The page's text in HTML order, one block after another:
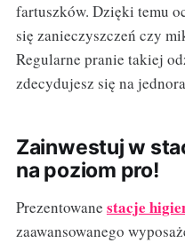
fartuszków. Dzięki temu
się zanieczyszczeń czy
Regularne pranie takiej
zdecydujesz się na
Zainwestuj w
na poziom pro!
Prezentowane stacje
zaawansowanego